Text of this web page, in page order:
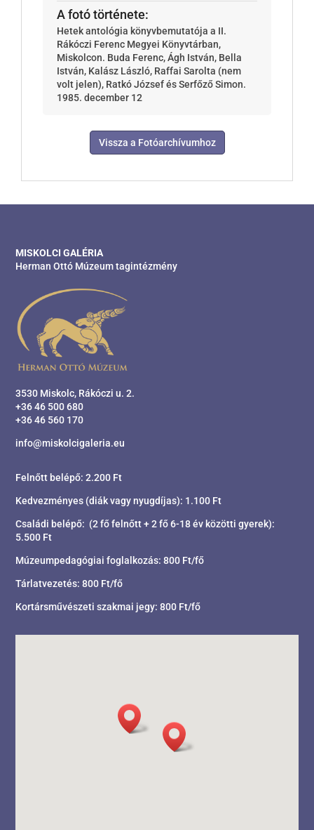
A fotó története:
Hetek antológia könyvbemutatója a II.
Rákóczi Ferenc Megyei Könyvtárban,
Miskolcon. Buda Ferenc, Ágh István, Bella
István, Kalász László, Raffai Sarolta (nem
volt jelen), Ratkó József és Serfőző Simon.
1985. december 12
Vissza a Fotóarchívumhoz
MISKOLCI GALÉRIA
Herman Ottó Múzeum tagintézmény
3530 Miskolc, Rákóczi u. 2.
+36 46 500 680
+36 46 560 170
info@miskolcigaleria.eu
Felnőtt belépő: 2.200 Ft
Kedvezményes (diák vagy nyugdíjas): 1.100 Ft
Családi belépő: (2 fő felnőtt + 2 fő 6-18 év közötti gyerek):
5.500 Ft
Múzeumpedagógiai foglalkozás: 800 Ft/fő
Tárlatvezetés: 800 Ft/fő
Kortársművészeti szakmai jegy: 800 Ft/fő